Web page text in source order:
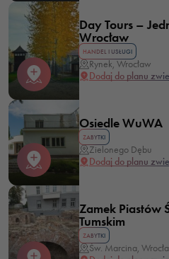
Day Tours –
Wrocław
HANDEL I USŁUGI
Rynek, Wrocław
Dodaj do planu
Osiedle WuWA
ZABYTKI
Zielonego Dębu
Dodaj do planu
Zamek Piastów
Tumskim
ZABYTKI
Św. Marcina,